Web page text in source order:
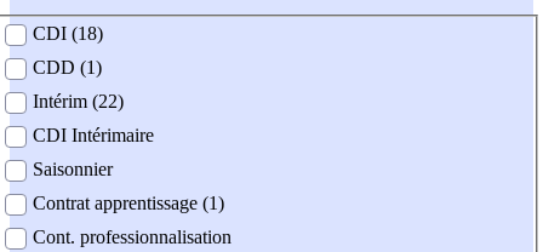
contrat
CDI (18)
CDD (1)
Intérim (22)
CDI Intérimaire
Saisonnier
Contrat apprentissage (1)
Cont. professionnalisation